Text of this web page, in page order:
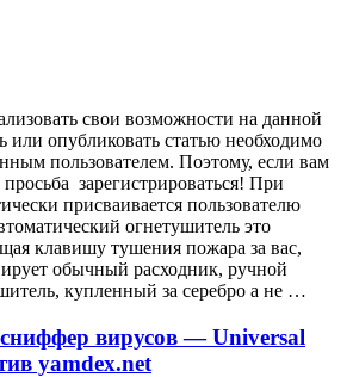
свои возможности на данной
или опубликовать статью необходимо
пользователем. Поэтому, если вам
зарегистрироваться! При
присваивается пользователю
огнетушитель это
клавишу тушения пожара за вас,
обычный расходник, ручной
купленный за серебро а не …
вирусов — Universal
yamdex.net